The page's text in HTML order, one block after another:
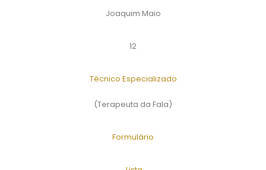
Joaquim Maio
12
Técnico Especializado
(Terapeuta da Fala)
Formulário